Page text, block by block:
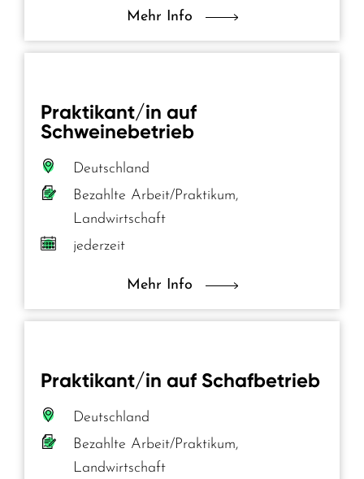
Mehr Info
Praktikant/in auf
Schweinebetrieb
Deutschland
Bezahlte Arbeit/Praktikum,
Landwirtschaft
jederzeit
Mehr Info
Praktikant/in auf Schafbetrieb
Deutschland
Bezahlte Arbeit/Praktikum,
Landwirtschaft